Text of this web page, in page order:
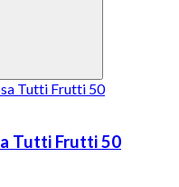
Tutti Frutti 50